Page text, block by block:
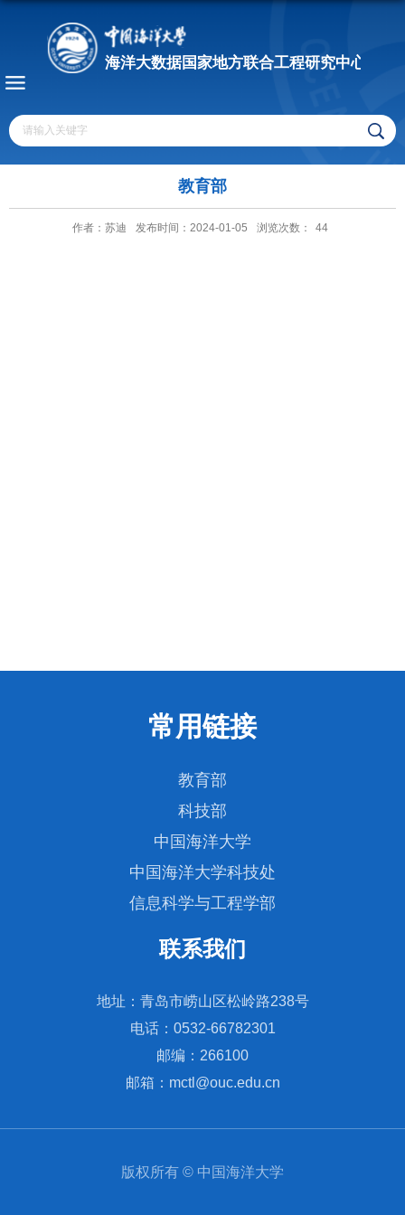
教育部
作者：苏迪 发布时间：2024-01-05 浏览次数： 44
常用链接
教育部
科技部
中国海洋大学
中国海洋大学科技处
信息科学与工程学部
联系我们
地址：青岛市崂山区松岭路238号
电话：0532-66782301
邮编：266100
邮箱：mctl@ouc.edu.cn
版权所有 © 中国海洋大学